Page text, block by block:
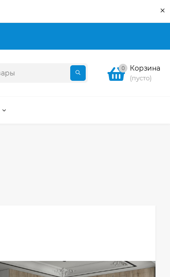
×
0 Корзина
(пусто)